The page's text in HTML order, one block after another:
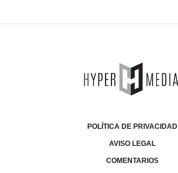
POLÍTICA DE PRIVACIDAD
AVISO LEGAL
COMENTARIOS